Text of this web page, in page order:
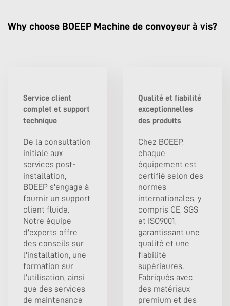
Why choose BOEEP Machine de convoyeur à vis?
Service client
complet et support
technique
De la consultation
initiale aux
services post-
installation,
BOEEP s'engage à
fournir un support
client fluide.
Notre équipe
d'experts offre
des conseils sur
l'installation, une
formation sur
l'utilisation, ainsi
que des services
de maintenance
Qualité et fiabilité
exceptionnelles
des produits
Chez BOEEP,
chaque
équipement est
certifié selon des
normes
internationales, y
compris CE, SGS
et ISO9001,
garantissant une
qualité et une
fiabilité
supérieures.
Fabriqués avec
des matériaux
premium et des